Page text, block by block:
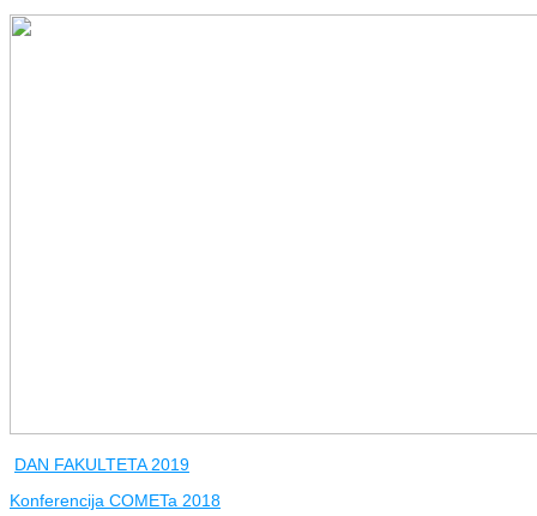
DAN FAKULTETA 2019
Konferencija COMETa 2018